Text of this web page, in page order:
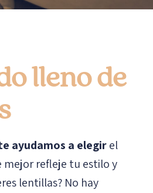
lleno de
ayudamos a elegirel
mejor refleje tu estilo y
lentillas? No hay